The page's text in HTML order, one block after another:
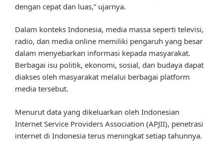
dengan cepat dan luas,” ujarnya.
Dalam konteks Indonesia, media massa seperti televisi,
radio, dan media online memiliki pengaruh yang besar
dalam menyebarkan informasi kepada masyarakat.
Berbagai isu politik, ekonomi, sosial, dan budaya dapat
diakses oleh masyarakat melalui berbagai platform
media tersebut.
Menurut data yang dikeluarkan oleh Indonesian
Internet Service Providers Association (APJII), penetrasi
internet di Indonesia terus meningkat setiap tahunnya.